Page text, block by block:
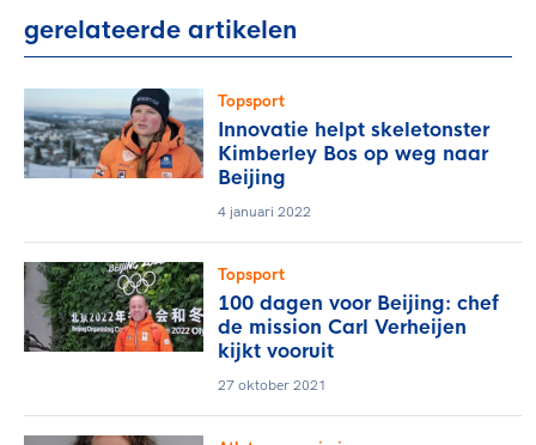
gerelateerde artikelen
Topsport
Innovatie helpt skeletonster
Kimberley Bos op weg naar
Beijing
4 januari 2022
Topsport
100 dagen voor Beijing: chef
de mission Carl Verheijen
kijkt vooruit
27 oktober 2021